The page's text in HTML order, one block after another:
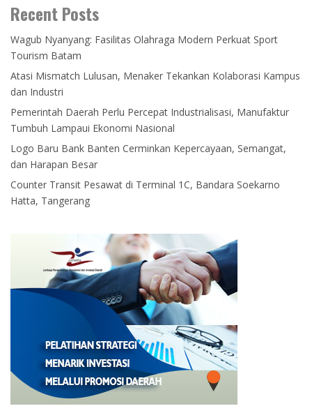
Recent Posts
Wagub Nyanyang: Fasilitas Olahraga Modern Perkuat Sport
Tourism Batam
Atasi Mismatch Lulusan, Menaker Tekankan Kolaborasi Kampus
dan Industri
Pemerintah Daerah Perlu Percepat Industrialisasi, Manufaktur
Tumbuh Lampaui Ekonomi Nasional
Logo Baru Bank Banten Cerminkan Kepercayaan, Semangat,
dan Harapan Besar
Counter Transit Pesawat di Terminal 1C, Bandara Soekarno
Hatta, Tangerang